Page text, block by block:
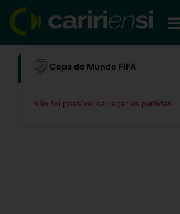
para
conteúdo
Copa do Mundo FIFA
Não foi possível carregar as partidas.